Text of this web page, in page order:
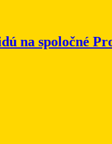
na spoločné